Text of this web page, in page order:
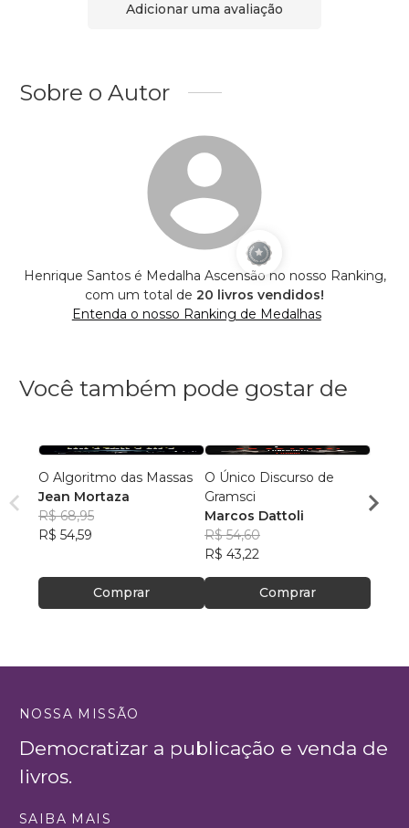
Adicionar uma avaliação
Sobre o Autor
Henrique Santos é Medalha Ascensão no nosso Ranking,
com um total de 20 livros vendidos!
Entenda o nosso Ranking de Medalhas
Você também pode gostar de
O Algoritmo das Massas
Jean Mortaza
R$ 68,95
R$ 54,59
Comprar
O Único Discurso de
Gramsci
Marcos Dattoli
R$ 54,60
R$ 43,22
Comprar
R$
NOSSA MISSÃO
Democratizar a publicação e venda de
livros.
SAIBA MAIS